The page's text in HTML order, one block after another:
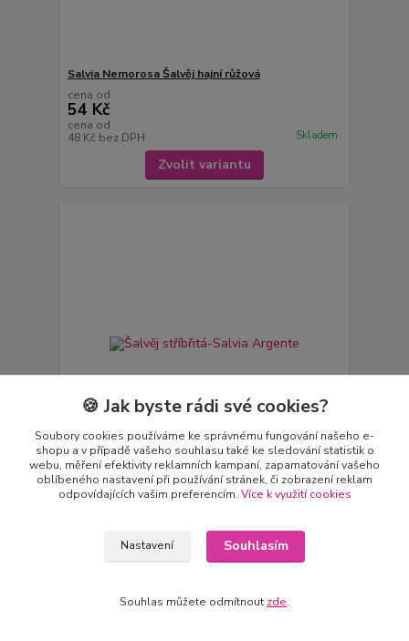
Salvia Nemorosa Šalvěj hajní růžová
cena od
54 Kč
cena od
48 Kč bez DPH Skladem
Zvolit variantu
Šalvěj stříbřitá-Salvia Argente
🍪 Jak byste rádi své cookies?
Soubory cookies používáme ke správnému fungování našeho e-
shopu a v případě vašeho souhlasu také ke sledování statistik o
webu, měření efektivity reklamních kampaní, zapamatování vašeho
oblíbeného nastavení při používání stránek, či zobrazení reklam
odpovídajících vašim preferencím. Více k využití cookies
Nastavení Souhlasím
Souhlas můžete odmítnout zde.